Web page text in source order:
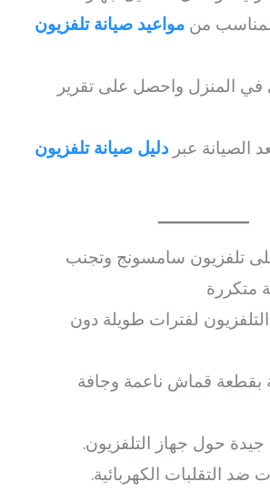
منمواعيد صيانة تلفزيون
في المنزل واحصل على تقرير
الصيانة عبردليل صيانة تلفزيون
تلفزيون سامسونج وتجنب
متكررة
لفترات طويلة دون
قماش ناعمة وجافة
جيدة حول جهاز التلفزيون.
ضد التقلبات الكهربائية.